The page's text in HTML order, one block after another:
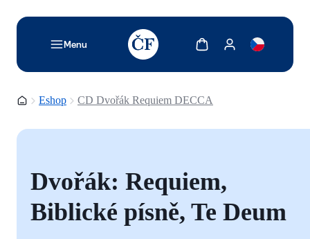
Menu
TODO: Add description for reader
Show cartShow my account
Homepage
Eshop CD Dvořák Requiem DECCA
Dvořák: Requiem,
Biblické písně, Te Deum